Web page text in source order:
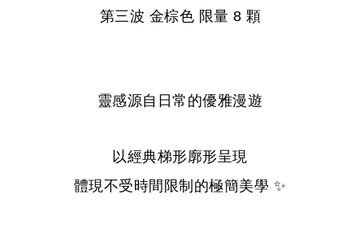
第三波 金棕色 限量 8顆
靈感源自日常的優雅漫遊
以經典梯形廓形呈現
體現不受時間限制的極簡美學 ✨